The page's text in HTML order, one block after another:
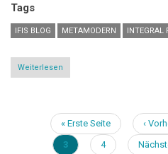
Tags
IFIS BLOG METAMODERN INTEGRAL
Weiterlesen
My
IFIS
on
Seitennummerierung
Erste
Seite
« Erste Seite
Seite
‹
Aktuelle
3 Page
4